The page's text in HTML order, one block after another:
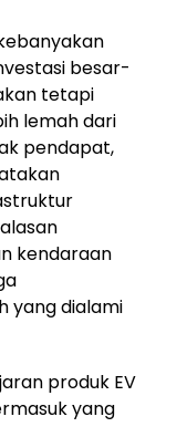
besar-
tetapi
lemah dari
pendapat,
kendaraan
yang dialami
produk EV
yang